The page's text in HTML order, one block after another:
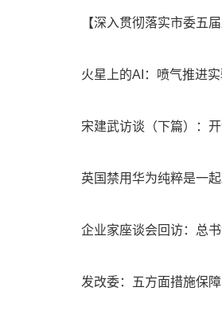
【深入贯彻落实市委五
火星上的AI：喷气推进
宋建武访谈（下篇）：
英国禁用华为纯粹是一
企业家座谈会回访：总
发改委：五方面措施保